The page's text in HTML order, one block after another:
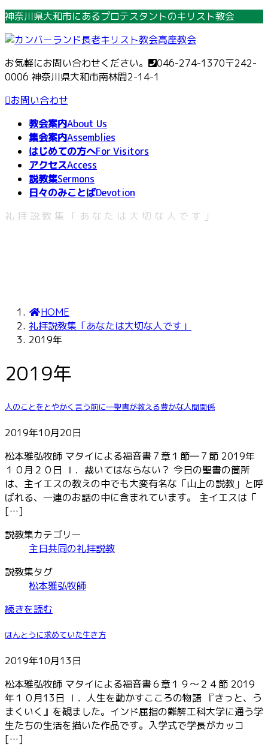
コ
テ
ン
ツ
へ
ス
ナ
ゲ
ー
シ
ョ
ン
神奈川県大和市にあるプロテスタントのキリスト教会
お気軽にお問い合わせください。 046-274-1370〒242-
0006 神奈川県大和市南林間2-14-1
お問い合わせ
教会案内About Us
集会案内Assemblies
はじめての方へFor Visitors
アクセスAccess
説教集Sermons
日々のみことばDevotion
礼拝説教集「あなたは大切な人です」
HOME
礼拝説教集「あなたは大切な人です」
2019年
2019年
人のことをとやかく言う前に―聖書が教える豊かな人間関係
2019年10月20日
松本雅弘牧師 マタイによる福音書７章１節―７節 2019年
１０月２０日 Ⅰ．裁いてはならない？ 今日の聖書の箇所
は、主イエスの教えの中でも大変有名な「山上の説教」と呼
ばれる、一連のお話の中に含まれています。 主イエスは「
[…]
説教集カテゴリー
主日共同の礼拝説教
説教集タグ
松本雅弘牧師
続きを読む
ほんとうに求めていた生き方
2019年10月13日
松本雅弘牧師 マタイによる福音書６章１９～２４節 2019
年１０月13日 Ⅰ．人生を動かすこころの物語 『きっと、う
まくいく』を観ました。インド屈指の難解工科大学に通う学
生たちの生活を描いた作品です。入学式で学長がカッコ
[…]